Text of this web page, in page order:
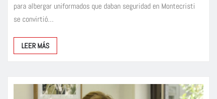
para albergar uniformados que daban seguridad en Montecristi
se convirtió…
LEER MÁS